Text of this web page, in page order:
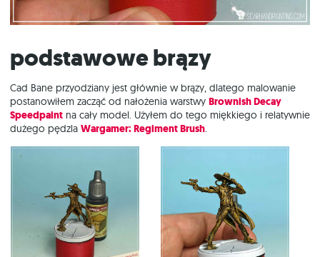
Podstawowe brązy
Cad Bane przyodziany jest głównie w brązy, dlatego malowanie
postanowiłem zacząć od nałożenia warstwy Brownish Decay
Speedpaint na cały model. Użyłem do tego miękkiego i relatywnie
dużego pędzla Wargamer: Regiment Brush.